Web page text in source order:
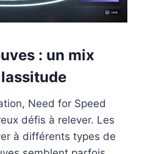
: un mix
Need for Speed
défis à relever. Les
à différents types de